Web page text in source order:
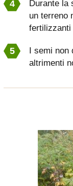
Durante la
un terreno
fertilizzanti
I semi
altrimenti